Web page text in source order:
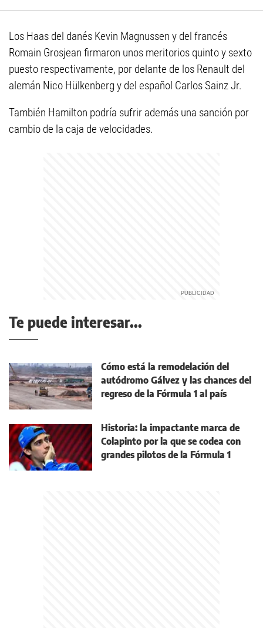
Los Haas del danés Kevin Magnussen y del francés
Romain Grosjean firmaron unos meritorios quinto y sexto
puesto respectivamente, por delante de los Renault del
alemán Nico Hülkenberg y del español Carlos Sainz Jr.
También Hamilton podría sufrir además una sanción por
cambio de la caja de velocidades.
Te puede interesar...
Cómo está la remodelación del
autódromo Gálvez y las chances del
regreso de la Fórmula 1 al país
Historia: la impactante marca de
Colapinto por la que se codea con
grandes pilotos de la Fórmula 1